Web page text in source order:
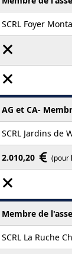
SCRL Foyer
AG et CA-
SCRL Jardins de
2.010,20 (pour
Membre de
SCRL La Ruche